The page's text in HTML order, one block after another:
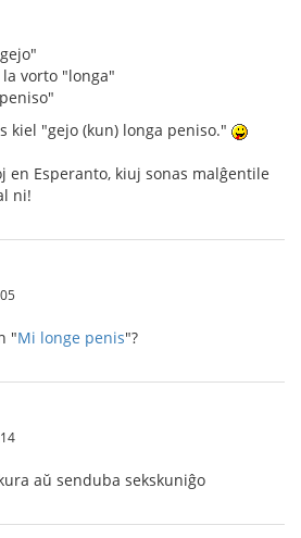
vorto "longa"
kiel "gejo (kun) longa peniso."
en Esperanto, kiuj sonas malĝentile
ni!
"Mi longe penis"?
aŭ senduba sekskuniĝo